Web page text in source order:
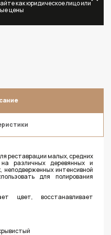
как юридическое лицо или
цены
реставрации малых, средних
различных деревянных и
неподверженных интенсивной
для полирования
цвет, восстанавливает